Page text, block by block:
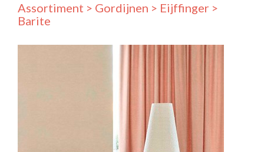
Assortiment > Gordijnen > Eijffinger >
Barite